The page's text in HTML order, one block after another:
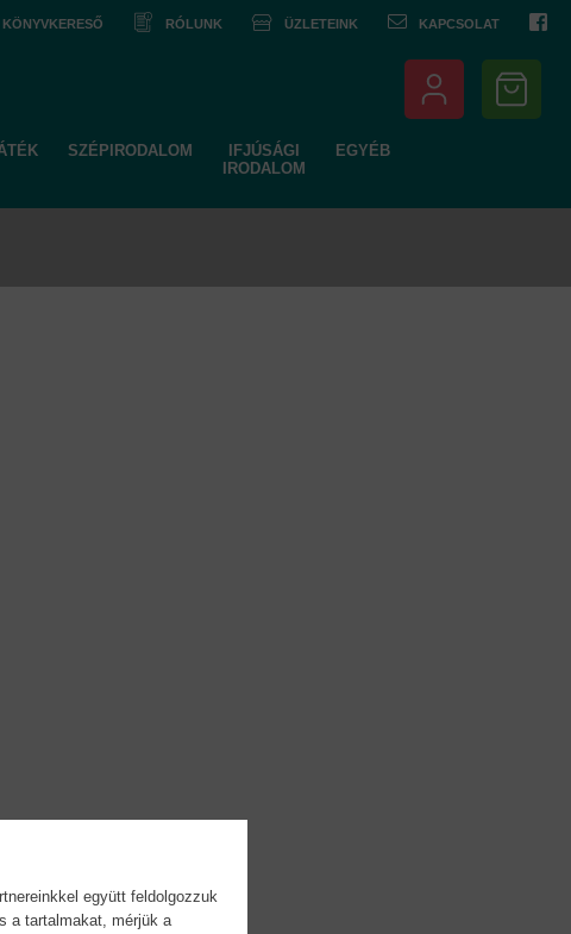
RÓLUNK ÜZLETEINK KAPCSOLAT
SZÉPIRODALOM
IFJÚSÁGI
IRODALOM
EGYÉB
együtt feldolgozzuk
a tartalmakat, mérjük a